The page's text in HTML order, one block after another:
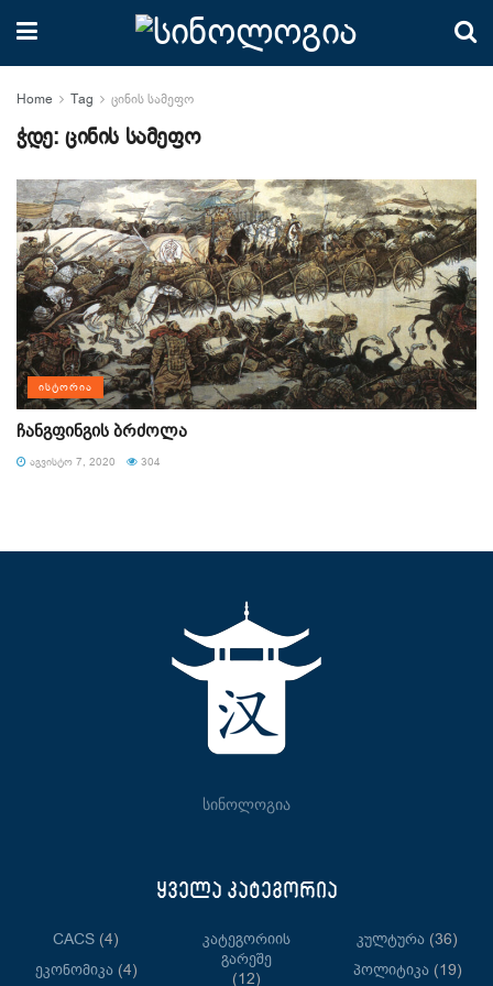
Home Tag ცინის სამეფო
ჭდე: ცინის სამეფო
ᲘᲡᲢᲝᲠᲘᲐ
ჩანგფინგის ბრძოლა
ᲐᲒᲕᲘᲡᲢᲝ 7, 2020 304
სინოლოგია
ყველა კატეგორია
CACS (4)
Ეკონომიკა(4)
Კატეგორიის
Გარეშე
(12)
Კულტურა (36)
Პოლიტიკა(19)